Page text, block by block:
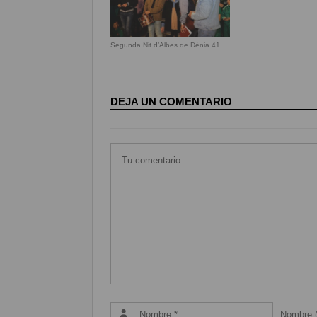
Segunda Nit d’Albes de Dénia 41
DEJA UN COMENTARIO
Nombre